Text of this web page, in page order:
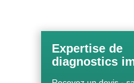
Expertise de
diagnostics